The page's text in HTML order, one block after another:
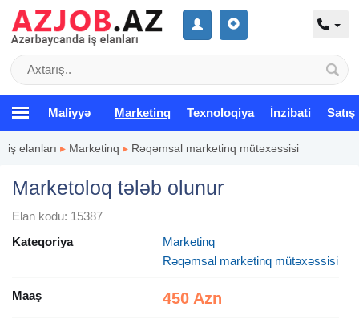
Maliyyə Marketinq Texnoloqiya İnzibati Satış
iş elanları ▸ Marketinq ▸ Rəqəmsal marketinq mütəxəssisi
Marketoloq tələb olunur
Elan kodu: 15387
Kateqoriya
Marketinq
Rəqəmsal marketinq mütəxəssisi
Maaş 450 Azn